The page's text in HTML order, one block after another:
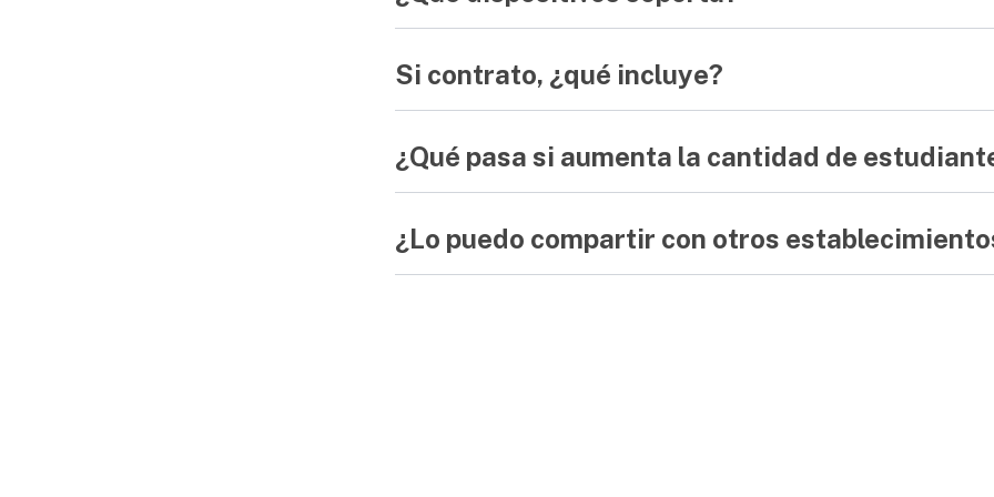
Si contrato, ¿qué incluye?
¿Qué pasa si aumenta la cantidad de
¿Lo puedo compartir con otros